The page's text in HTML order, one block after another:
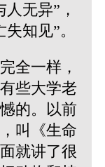
无异”，
知见”。
全一样，
些大学老
的。以前
叫《生命
就讲了很